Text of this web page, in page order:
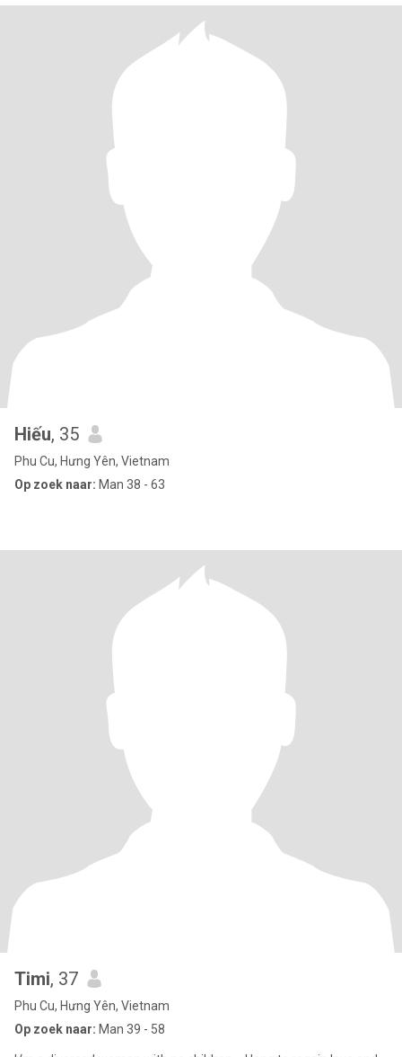
Hiếu, 35
Phu Cu, Hưng Yên, Vietnam
Op zoek naar: Man 38 - 63
Timi, 37
Phu Cu, Hưng Yên, Vietnam
Op zoek naar: Man 39 - 58